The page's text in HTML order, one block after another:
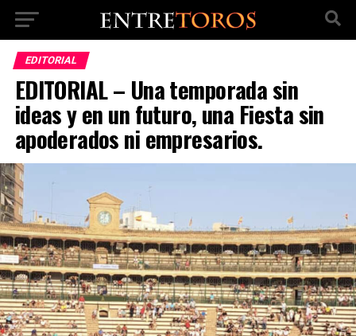
EDITORIAL
EDITORIAL – Una temporada sin
ideas y en un futuro, una Fiesta sin
apoderados ni empresarios.